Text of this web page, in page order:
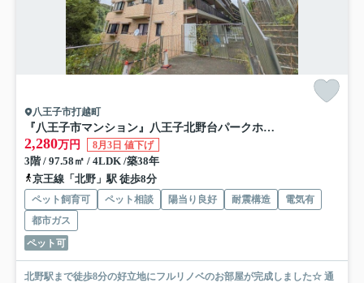
八王子市打越町
『八王子市マンション』八王子北野台パークホームズ【仲介手数料無料】 八王子市打越町1159-1
2,280万円 8月3日 値下げ
3階 / 97.58㎡ / 4LDK /築38年
京王線「北野」駅 徒歩8分
ペット飼育可 ペット相談 陽当り良好 耐震構造
電気有
都市ガス
ペット可
北野駅まで徒歩8分の好立地にフルリノベのお部屋が完成しました☆ 通